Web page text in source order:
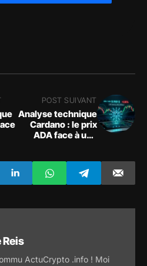
POST SUIVANT
Analyse technique
Cardano : le prix
ADA face à une
ActuCrypto .info ! Moi